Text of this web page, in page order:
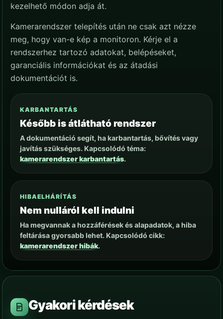
kezelhető módon adja át.
Kamerarendszer telepítés után ne csak azt nézze
meg, hogy van-e kép a monitoron. Kérje el a
rendszerhez tartozó adatokat, belépéseket,
garanciális információkat és az átadási
dokumentációt is.
KARBANTARTÁS
Később is átlátható rendszer
A dokumentáció segít, ha karbantartás, bővítés vagy
javítás szükséges. Kapcsolódó téma:
kamerarendszer karbantartás.
HIBAELHÁRÍTÁS
Nem nulláról kell indulni
Ha megvannak a hozzáférések és alapadatok, a hiba
feltárása gyorsabb lehet. Kapcsolódó cikk:
kamerarendszer hibák.
Gyakori kérdések